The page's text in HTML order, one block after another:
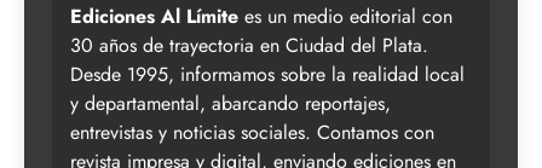
Ediciones Al Límite es un medio editorial con
30 años de trayectoria en Ciudad del Plata.
Desde 1995, informamos sobre la realidad local
y departamental, abarcando reportajes,
entrevistas y noticias sociales. Contamos con
revista impresa y digital, enviando ediciones en